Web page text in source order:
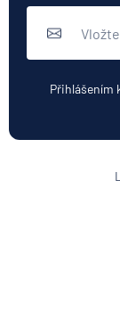
Přihlášením